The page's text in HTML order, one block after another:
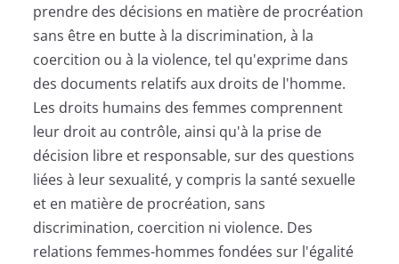
prendre des décisions en matière de procréation
sans être en butte à la discrimination, à la
coercition ou à la violence, tel qu'exprime dans
des documents relatifs aux droits de l'homme.
Les droits humains des femmes comprennent
leur droit au contrôle, ainsi qu'à la prise de
décision libre et responsable, sur des questions
liées à leur sexualité, y compris la santé sexuelle
et en matière de procréation, sans
discrimination, coercition ni violence. Des
relations femmes-hommes fondées sur l'égalité